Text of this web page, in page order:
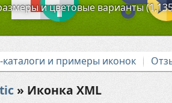
и цветовые варианты
каталоги и примеры иконок
» Иконка XML